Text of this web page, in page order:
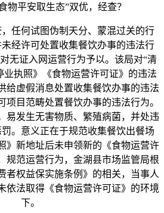
物平安取生态”双优，经查？
何试图伪制天分、蒙混过关的行
经许可处置收集餐饮办事的违法行
无证入网运营行为予以。该局对“清
业执照》《食物运营许可证》的违法
给虚假消息处置收集餐饮办事的违法
项目范畴处置餐饮办事的违法行为。
易发生无害物质、繁殖病菌，并处违
。意义正在于规范收集餐饮出餐场
》新地址后未申领新的《食物运营许
规范运营行为，金湖县市场监管局根
者权益保实施条例》的相关，当事人
依法取得《食物运营许可证》的环境
下。